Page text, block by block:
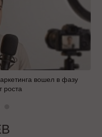
вошел в фазу
роста